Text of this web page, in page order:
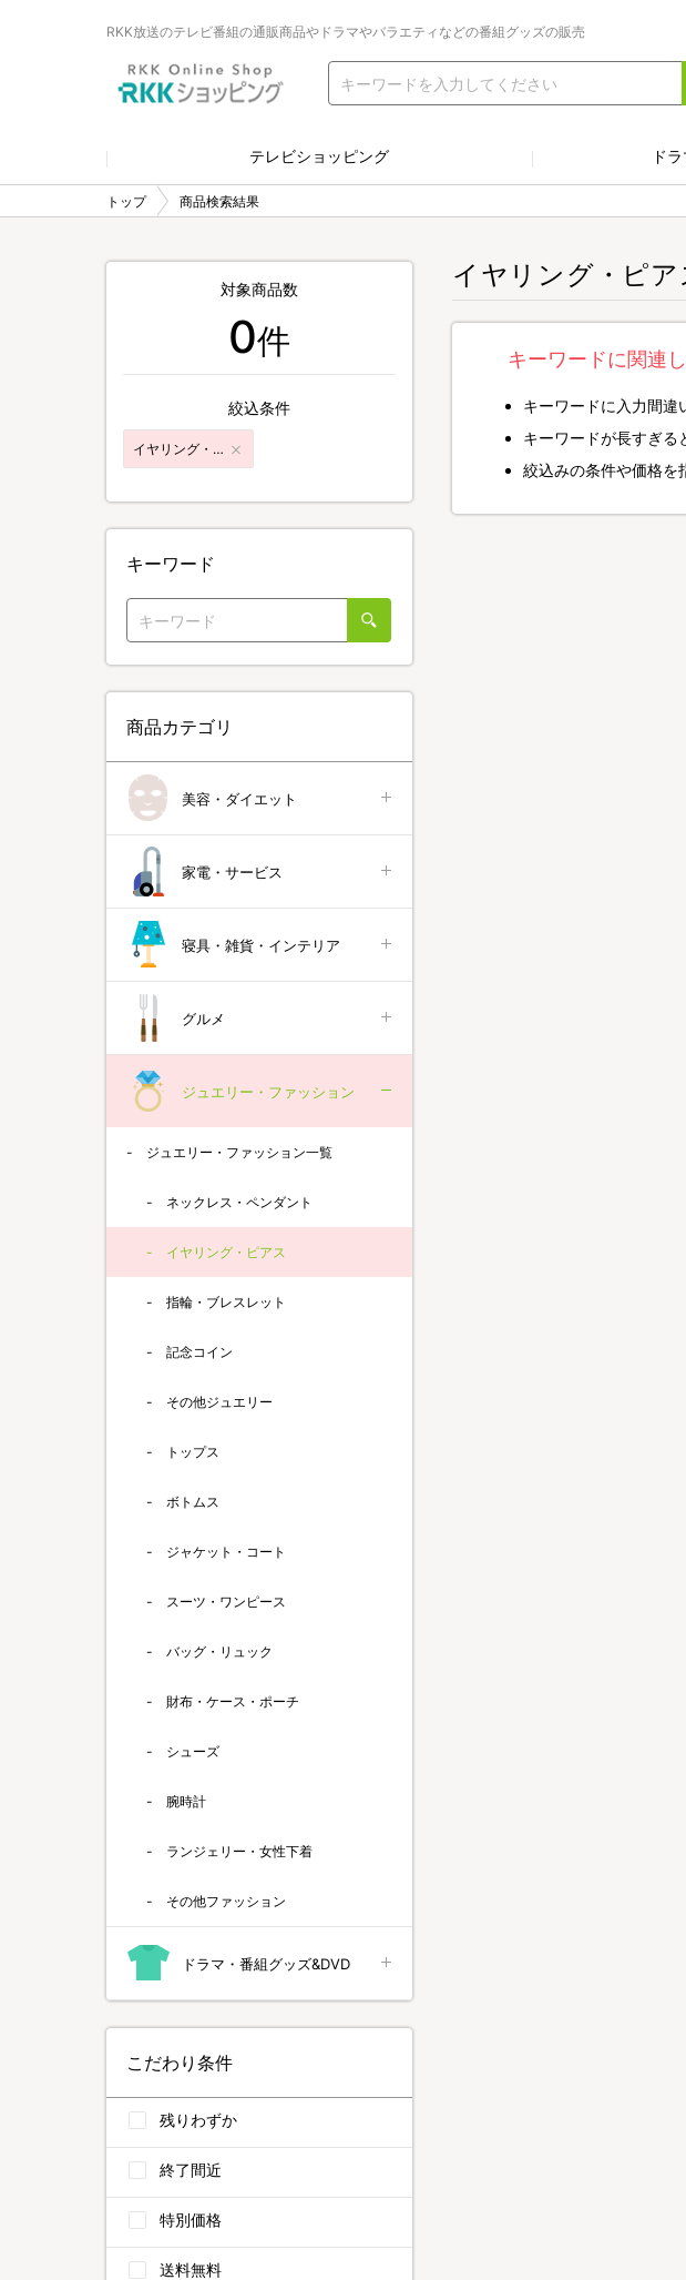
RKK放送のテレビ番組の通販商品やドラマやバラエティなどの番組グッズの販売
テレビショッピング ド
トップ 商品検索結果
イヤリング・ピア
キーワードに関連
キーワードに入力間違
キーワードが長すぎる
絞込みの条件や価格を
対象商品数
0件
絞込条件
イヤリング・ピアス
キーワード
商品カテゴリ
美容・ダイエット
家電・サービス
寝具・雑貨・インテリア
グルメ
ジュエリー・ファッション
ジュエリー・ファッション一覧
ネックレス・ペンダント
イヤリング・ピアス
指輪・ブレスレット
記念コイン
その他ジュエリー
トップス
ボトムス
ジャケット・コート
スーツ・ワンピース
バッグ・リュック
財布・ケース・ポーチ
シューズ
腕時計
ランジェリー・女性下着
その他ファッション
ドラマ・番組グッズ&DVD
こだわり条件
残りわずか
終了間近
特別価格
送料無料